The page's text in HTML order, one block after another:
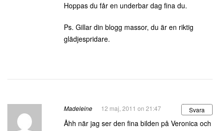
Hoppas du får en underbar dag fina du.
Ps. Gillar din blogg massor, du är en riktig
glädjespridare.
Madeleine 12 maj, 2011 on 21:47 Svara
Åhh när jag ser den fina bilden på Veronica och